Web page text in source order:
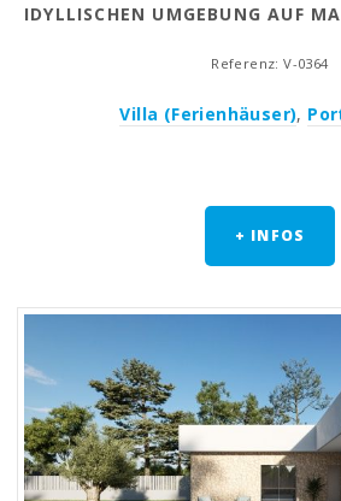
IDYLLISCHEN UMGEBUNG AUF
Referenz: V-0364
Villa (Ferienhäuser),
+ INFOS